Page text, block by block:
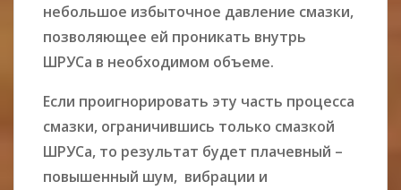
небольшое избыточное давление смазки,
позволяющее ей проникать внутрь
ШРУСа в необходимом объеме.
Если проигнорировать эту часть процесса
смазки, ограничившись только смазкой
ШРУСа, то результат будет плачевный –
повышенный шум, вибрации и